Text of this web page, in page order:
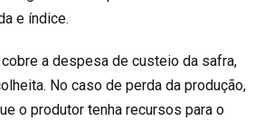
e índice.
a despesa de custeio da safra,
No caso de perda da produção,
o produtor tenha recursos para o